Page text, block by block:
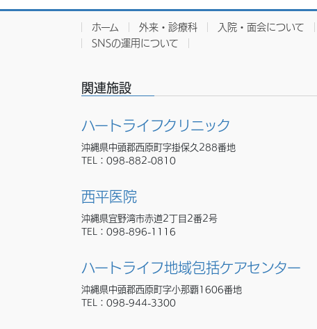
ホーム 外来・診療科 入院・面会について
SNSの運用について
関連施設
ハートライフクリニック
沖縄県中頭郡西原町字掛保久288番地
TEL： 098-882-0810
西平医院
沖縄県宜野湾市赤道2丁目2番2号
TEL： 098-896-1116
ハートライフ地域包括ケアセンター
沖縄県中頭郡西原町字小那覇1606番地
TEL： 098-944-3300